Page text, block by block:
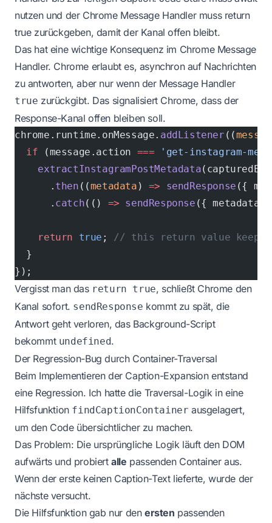
nutzen und der Chrome Message Handler muss return
true zurückgeben, damit der Kanal offen bleibt.
Das hat eine wichtige Konsequenz im Chrome Message
Handler. Chrome erlaubt es, asynchron auf Nachrichten
zu antworten, aber nur wenn der Message Handler
true zurückgibt. Das signalisiert Chrome, dass der
Response-Kanal offen bleiben soll.
chrome.runtime.onMessage. addListener ((
  if
(message.action === 'get-instagram-
    extractInstagramPostMetadata
      .
then ((metadata ) => sendResponse ({
      .
catch(() => sendResponse ({ metadata:
    return
true ; // this return value keeps
  }
});
Vergisst man das return true, schließt Chrome den
Kanal sofort. sendResponse kommt zu spät, die
Antwort geht verloren, das Background-Script
bekommt undefined.
Der Regression-Bug durch Container-Traversal
Beim Implementieren der Caption-Expansion entstand
eine Regression. Ich hatte die Traversal-Logik in eine
Hilfsfunktion findCaptionContainer ausgelagert,
um den Code übersichtlicher zu machen.
Das Problem: Die ursprüngliche Logik läuft den DOM
aufwärts und probiertalle passenden Container aus.
Wenn der erste keinen Caption-Text lieferte, wurde der
nächste versucht.
Die Hilfsfunktion gab nur den ersten passenden